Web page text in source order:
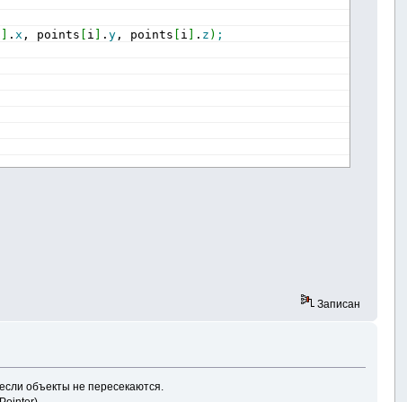
] . x , points [ i ] .y , points [ i ] . z ) ;
Записан
объекты не пересекаются.